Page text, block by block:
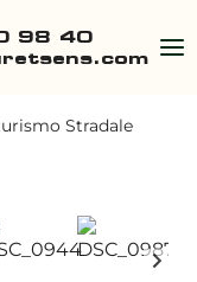
98 40
Stradale